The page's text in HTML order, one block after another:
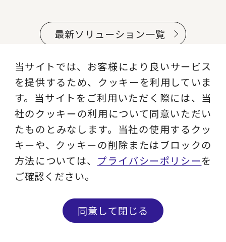
最新ソリューション一覧
お仕事のご相談や、ご不明な点など、お気軽
にお問い合わせください。
セミナー開催予定など最新ニュースをご希望
の方はメルマガ登録をお願いいたします。
当サイトでは、お客様により良いサービス
を提供するため、クッキーを利用していま
す。当サイトをご利用いただく際には、当
社のクッキーの利用について同意いただい
たものとみなします。当社の使用するクッ
キーや、クッキーの削除またはブロックの
方法については、 プライバシーポリシーを
ご確認ください。
同意して閉じる